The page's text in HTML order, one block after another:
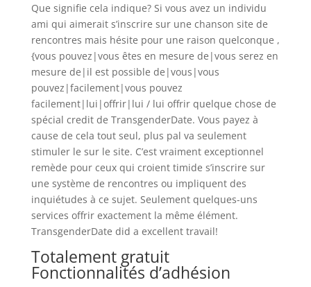
Que signifie cela indique? Si vous avez un individu
ami qui aimerait s’inscrire sur une chanson site de
rencontres mais hésite pour une raison quelconque ,
{vous pouvez|vous êtes en mesure de|vous serez en
mesure de|il est possible de|vous|vous
pouvez|facilement|vous pouvez
facilement|lui|offrir|lui / lui offrir quelque chose de
spécial credit de TransgenderDate. Vous payez à
cause de cela tout seul, plus pal va seulement
stimuler le sur le site. C’est vraiment exceptionnel
remède pour ceux qui croient timide s’inscrire sur
une système de rencontres ou impliquent des
inquiétudes à ce sujet. Seulement quelques-uns
services offrir exactement la même élément.
TransgenderDate did a excellent travail!
Totalement gratuit
Fonctionnalités d’adhésion